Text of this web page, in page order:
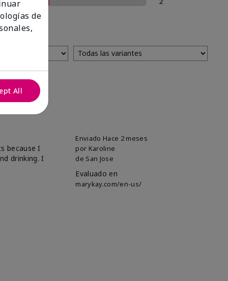
Enviado Hace 2 meses
por Karoline
de San Jose
Evaluado en
marykay.com/en-us/
because I
drinking. I
de
All